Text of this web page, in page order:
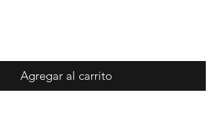
Agregar al carrito